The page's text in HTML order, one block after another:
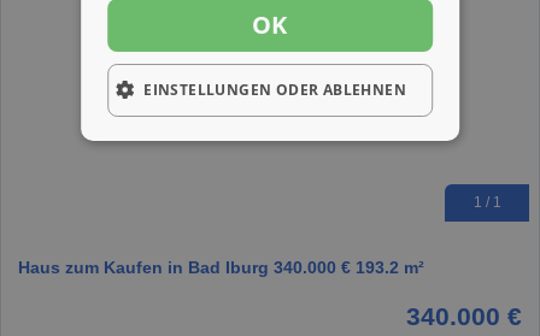
1 / 1
Haus zum Kaufen in Bad Iburg 340.000 € 193.2 m²
340.000 €
OK
EINSTELLUNGEN ODER ABLEHNEN